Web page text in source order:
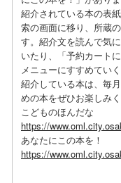
紹介されている本の表
索の画面に移り、所蔵
す。紹介文を読んで気
いたり、「予約カート
メニューにすすめてい
紹介している本は、毎
めの本をぜひお楽しみく
こどものほんだな
https://
あなたにこの本を！
https://